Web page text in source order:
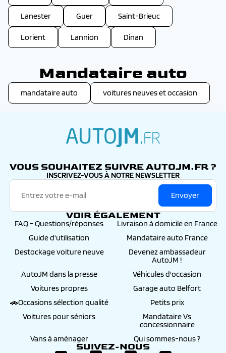
Lanester Guer Saint-Brieuc
Lorient Lannion Dinan
Mandataire auto
mandataire auto voitures neuves et occasion
VOUS SOUHAITEZ SUIVRE AUTOJM.FR ?
INSCRIVEZ-VOUS À NOTRE NEWSLETTER
Envoyer
VOIR ÉGALEMENT
FAQ - Questions/réponses
Livraison à domicile en France
Guide d'utilisation
Mandataire auto France
Destockage voiture neuve
Devenez ambassadeur
AutoJM !
AutoJM dans la presse
Véhicules d'occasion
Voitures propres
Garage auto Belfort
🚗Occasions sélection qualité
Petits prix
Voitures pour séniors
Mandataire Vs
concessionnaire
Vans à aménager
Qui sommes-nous ?
SUIVEZ-NOUS